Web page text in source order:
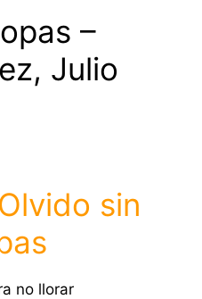
–
Julio
sin
no llorar